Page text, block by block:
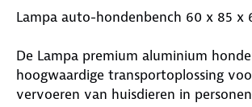
Lampa auto-hondenbench 60 x 85 x
De Lampa premium aluminium
hoogwaardige transportoplossing
vervoeren van huisdieren in